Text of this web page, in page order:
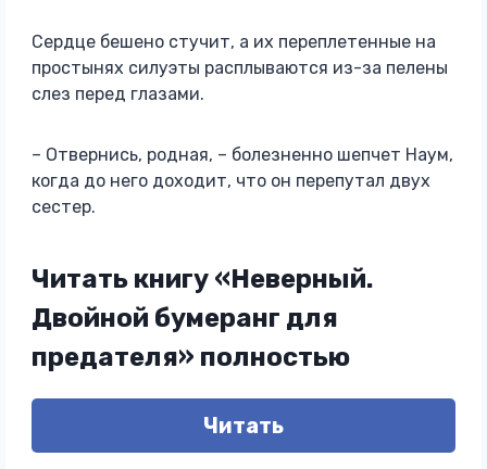
Сердце бешено стучит, а их переплетенные на
простынях силуэты расплываются из-за пелены
слез перед глазами.
– Отвернись, родная, – болезненно шепчет Наум,
когда до него доходит, что он перепутал двух
сестер.
Читать книгу «Неверный.
Двойной бумеранг для
предателя» полностью
Читать